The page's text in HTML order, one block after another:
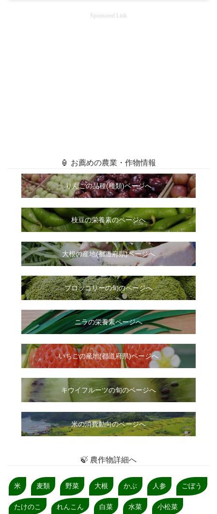
Sponsored Link
🏮 お薦めの農業・作物情報
りんごの品種(種類)ページへ
枝豆の栄養素のページへ
大根の産地(都道府県)ページへ
ブロッコリーの旬のページへ
ニラの栄養素ページへ
いちごの産地(都道府県)ページへ
キウイフルーツの旬のページへ
米の消費動向のページへ
🍃 農作物詳細へ
米 麦類 野菜 大根 かぶ 人参 ごぼう
たけのこ れんこん 白菜 水菜 小松菜